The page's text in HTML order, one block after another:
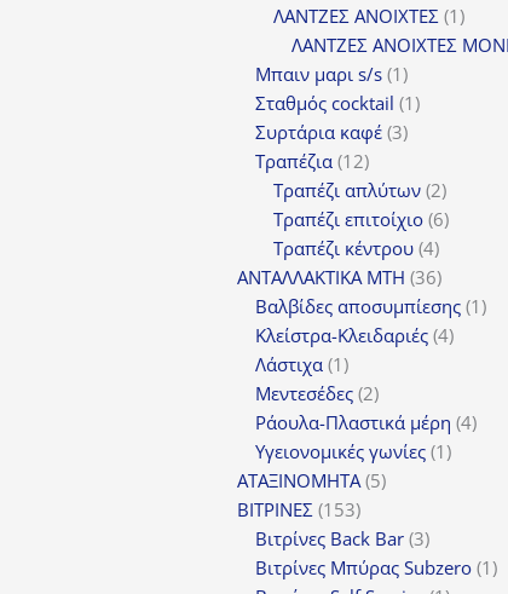
προϊόν
ΛΑΝΤΖΕΣ ΑΝΟΙΧΤΕΣ 11
ΛΑΝΤΖΕΣ ΑΝΟΙΧΤΕΣ
Μπαιν μαρι s/s 11
προϊόν
Σταθμός cocktail 11
Συρτάρια καφέ 33
Τραπέζια 1212
προϊόντα
Τραπέζι απλύτων 22
προϊόντα
Τραπέζι επιτοίχιο 66
Τραπέζι κέντρου 44
προϊόντα
ΑΝΤΑΛΛΑΚΤΙΚΑ MTH 3636
προϊόντα
Βαλβίδες αποσυμπίεσης 11
Κλείστρα-Κλειδαριές 44
Λάστιχα 11
προϊόν
Μεντεσέδες 22
προϊόντα
Ράουλα-Πλαστικά μέρη 44
Υγειονομικές γωνίες 11
ΑΤΑΞΙΝΟΜΗΤΑ 55
ΒΙΤΡΙΝΕΣ 153153
προϊόντα
Βιτρίνες Back Bar 33
προϊόντα
Βιτρίνες Mπύρας Subzero 11